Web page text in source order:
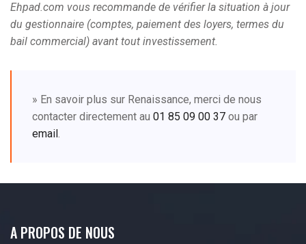
Ehpad.com vous recommande de vérifier la situation à jour
du gestionnaire (comptes, paiement des loyers, termes du
bail commercial) avant tout investissement.
» En savoir plus sur Renaissance, merci de nous
contacter directement au 01 85 09 00 37 ou par
email.
A PROPOS DE NOUS